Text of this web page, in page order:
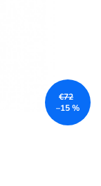
€72
–15 %